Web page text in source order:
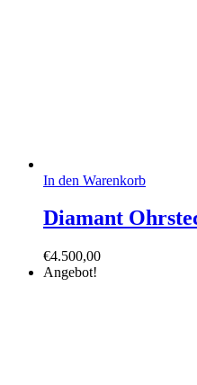
In den Warenkorb
Diamant
€4.500,00
Angebot!